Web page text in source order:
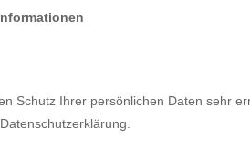
Schutz Ihrer persönlichen Daten sehr